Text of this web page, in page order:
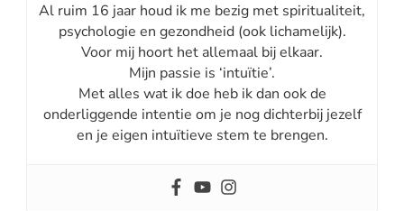
Al ruim 16 jaar houd ik me bezig met spiritualiteit,
psychologie en gezondheid (ook lichamelijk).
Voor mij hoort het allemaal bij elkaar.
Mijn passie is ‘intuïtie’.
Met alles wat ik doe heb ik dan ook de
onderliggende intentie om je nog dichterbij jezelf
en je eigen intuïtieve stem te brengen.